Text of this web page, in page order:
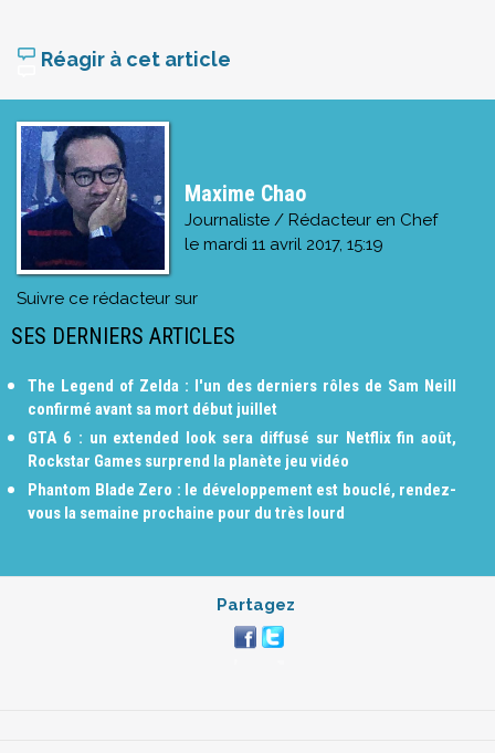
Réagir à cet article
Maxime Chao
Journaliste / Rédacteur en Chef
le mardi 11 avril 2017, 15:19
Suivre ce rédacteur sur
SES DERNIERS ARTICLES
The Legend of Zelda : l'un des derniers rôles de Sam Neill
confirmé avant sa mort début juillet
GTA 6 : un extended look sera diffusé sur Netflix fin août,
Rockstar Games surprend la planète jeu vidéo
Phantom Blade Zero : le développement est bouclé, rendez-
vous la semaine prochaine pour du très lourd
Partagez